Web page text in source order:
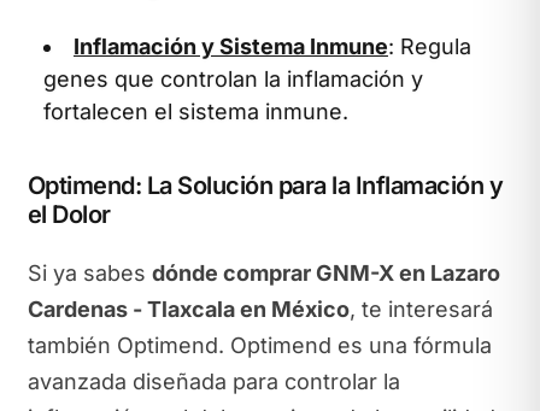
Inflamación y Sistema Inmune: Regula
genes que controlan la inflamación y
fortalecen el sistema inmune.
Optimend: La Solución para la Inflamación y
el Dolor
Si ya sabes dónde comprar GNM-X en Lazaro
Cardenas - Tlaxcala en México, te interesará
también Optimend. Optimend es una fórmula
avanzada diseñada para controlar la